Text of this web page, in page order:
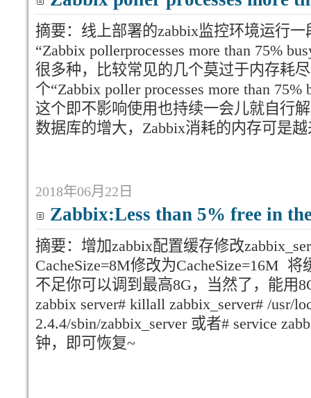
摘要：线上部署的zabbix监控环境运行
“Zabbix pollerprocesses more than 75%
很多种，比较常见的几个莫过于内存耗
个“Zabbix poller processes more than
这个即不影响使用也持续一会儿就自行
数据库的增大，Zabbix消耗的内存可是
2018年06月22日
Zabbix:Less than 5% free in
摘要：增加zabbix配置缓存修改
CacheSize=8M修改为CacheSize=16M
不足你可以调到最高8G，当然了，能用
zabbix server# killall zabbix_server# /usr/
2.4.4/sbin/zabbix_server 或者# service
钟，即可恢复~